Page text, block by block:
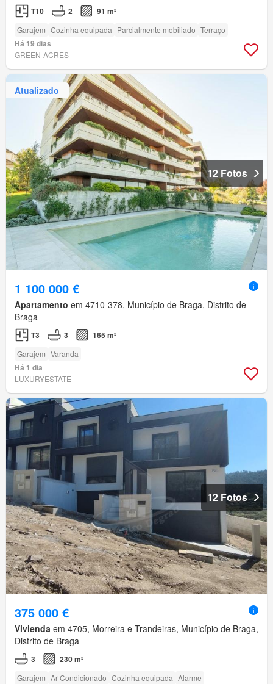
T10 2 91 m²
Garajem Cozinha equipada Parcialmente mobiliado Terraço
Há 19 dias
GREEN-ACRES
Atualizado
12 Fotos
1 100 000 €
Apartamento em 4710-378, Município de Braga, Distrito de
Braga
T3 3 165 m²
Garajem Varanda
Há 1 dia
LUXURYESTATE
12 Fotos
375 000 €
Vivienda em 4705, Morreira e Trandeiras, Município de Braga,
Distrito de Braga
3 230 m²
Garajem Ar Condicionado Cozinha equipada Alarme